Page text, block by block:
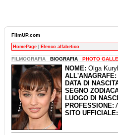
FilmUP.com
HomePage Elenco alfabetico
FILMOGRAFIA BIOGRAFIA PHOTO
NOME: Olga
ALL'ANAGRAFE:
DATA DI
SEGNO
LUOGO DI
PROFESSIONE:
SITO UFFICIALE: